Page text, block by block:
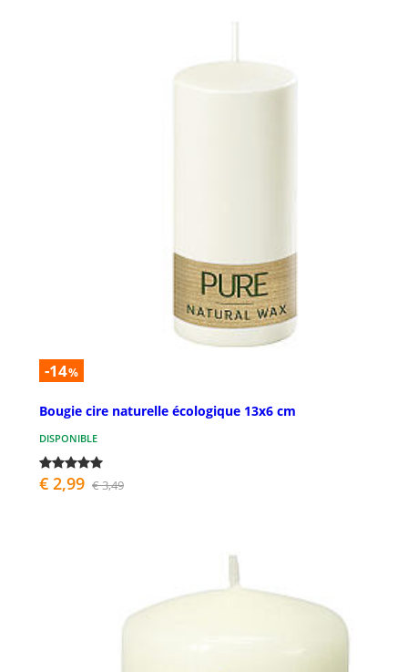
-14%
Bougie cire naturelle écologique 13x6 cm
DISPONIBLE
€ 2,99 € 3,49